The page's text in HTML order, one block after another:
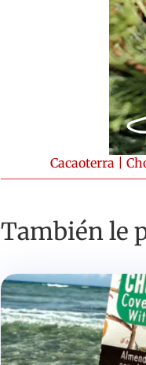
Cacaoterra |
También le